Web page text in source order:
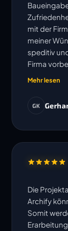
mit der
meiner
speditiv
Firma
ihre
Mehr lesen
GK
Die
Archify
Somit